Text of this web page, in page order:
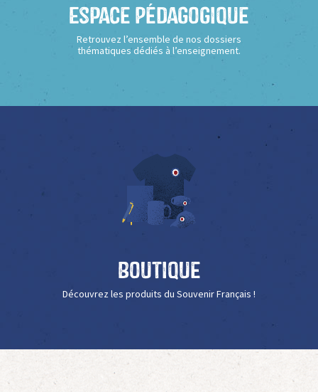
Espace Pédagogique
Retrouvez l’ensemble de nos dossiers
thématiques dédiés à l’enseignement.
Boutique
Découvrez les produits du Souvenir Français !